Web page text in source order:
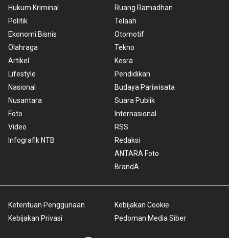
Hukum Kriminal
Politik
Ekonomi Bisnis
Olahraga
Artikel
Lifestyle
Nasional
Nusantara
Foto
Video
Infografik NTB
Ruang Ramadhan
Telaah
Otomotif
Tekno
Kesra
Pendidikan
Budaya Pariwisata
Suara Publik
Internasional
RSS
Redaksi
ANTARA Foto
BrandA
Ketentuan Penggunaan
Kebijakan Privasi
Kebijakan Cookie
Pedoman Media Siber